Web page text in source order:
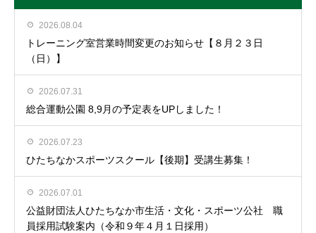
2026.08.04
トレーニング室営業時間変更のお知らせ【８月２３日
（日）】
2026.07.31
総合運動公園 8,9月の予定表をUPしました！
2026.07.23
ひたちなかスポーツスクール【後期】受講生募集！
2026.07.01
公益財団法人ひたちなか市生活・文化・スポーツ公社 職
員採用試験案内（令和９年４月１日採用）